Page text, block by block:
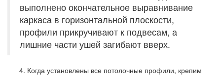
выполнено окончательное выравнивание
каркаса в горизонтальной плоскости,
профили прикручивают к подвесам, а
лишние части ушей загибают вверх.
Когда установлены все потолочные профили, крепим